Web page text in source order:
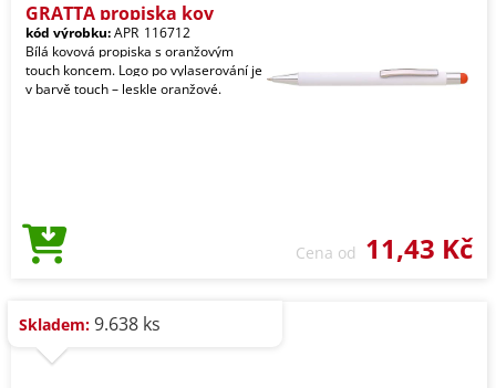
GRATTA propiska kov
kód výrobku:APR_116712
Bílá kovová propiska s oranžovým
touch koncem. Logo po vylaserování je
v barvě touch – leskle oranžové.
Cena od 11,43 Kč
Skladem: 9.638 ks